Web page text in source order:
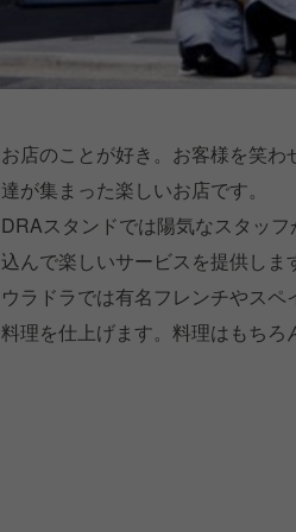
お店のことが好き。お客様を笑
達が集まった楽しいお店です。
DRAスタンドでは陽気なスタッ
込んで楽しいサービスを提供しま
ウラドラでは有名フレンチやス
料理を仕上げます。料理はもち